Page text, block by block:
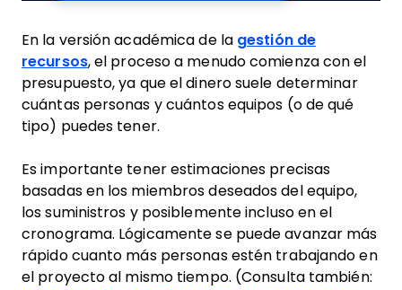
En la versión académica de la gestión de
recursos, el proceso a menudo comienza con el
presupuesto, ya que el dinero suele determinar
cuántas personas y cuántos equipos (o de qué
tipo) puedes tener.
Es importante tener estimaciones precisas
basadas en los miembros deseados del equipo,
los suministros y posiblemente incluso en el
cronograma. Lógicamente se puede avanzar más
rápido cuanto más personas estén trabajando en
el proyecto al mismo tiempo. (Consulta también: